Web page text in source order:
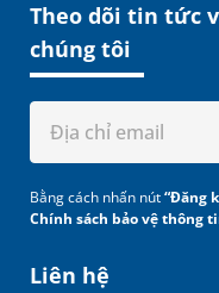
Liên hệ
Theo dõi tin tức
chúng tôi
Bằng cách nhấn nút“Đăng
Chính sách bảo vệ thông